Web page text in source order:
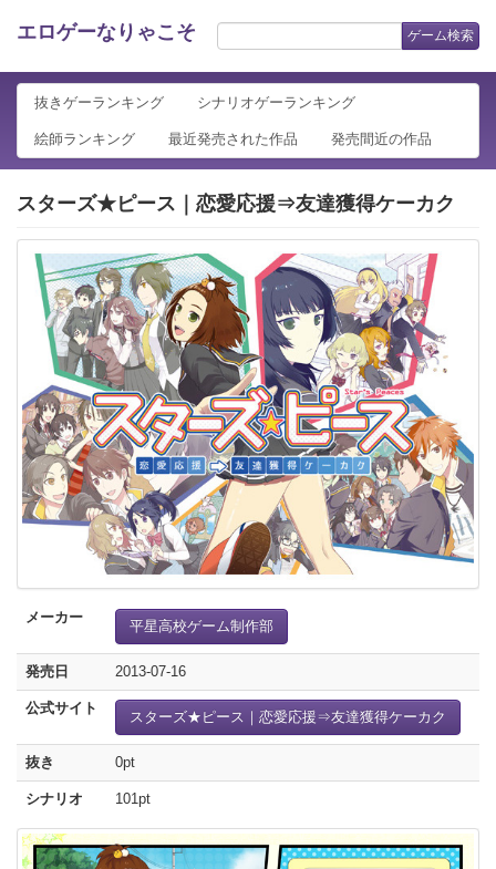
エロゲーなりゃこそ ゲーム検索
抜きゲーランキング シナリオゲーランキング
絵師ランキング 最近発売された作品 発売間近の作品
スターズ★ピース｜恋愛応援⇒友達獲得ケーカク
メーカー
平星高校ゲーム制作部
発売日 2013-07-16
公式サイト
スターズ★ピース｜恋愛応援⇒友達獲得ケーカク
抜き 0pt
シナリオ 101pt